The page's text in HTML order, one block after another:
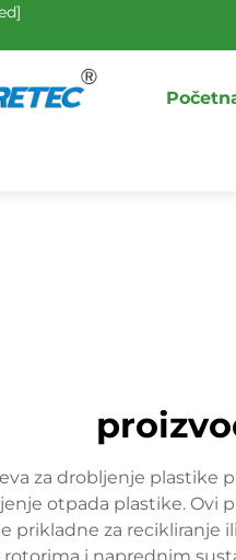
za drobljenje plastike
otpada plastike. Ovi
prikladne za recikliranje